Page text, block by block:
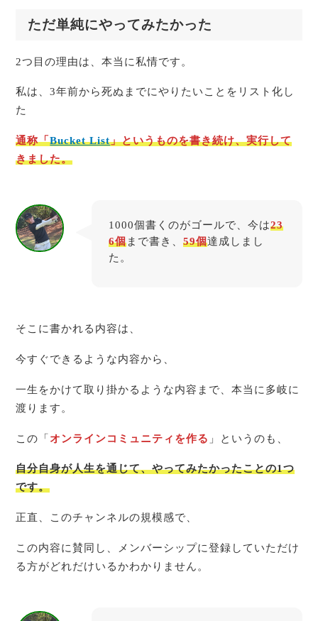
ただ単純にやってみたかった
2つ目の理由は、本当に私情です。
私は、3年前から死ぬまでにやりたいことをリスト化し
た
通称「Bucket List」というものを書き続け、実行して
きました。
1000個書くのがゴールで、今は23
6個まで書き、59個達成しまし
た。
そこに書かれる内容は、
今すぐできるような内容から、
一生をかけて取り掛かるような内容まで、本当に多岐に
渡ります。
この「オンラインコミュニティを作る 」というのも、
自分自身が人生を通じて、やってみたかったことの1つ
です。
正直、このチャンネルの規模感で、
この内容に賛同し、メンバーシップに登録していただけ
る方がどれだけいるかわかりません。